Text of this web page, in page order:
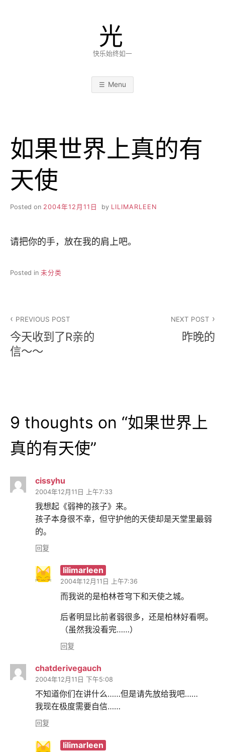
光
快乐始终如一
Menu
如果世界上真的有
天使
Posted on 2004年12月11日 by LILIMARLEEN
请把你的手，放在我的肩上吧。
Posted in 未分类
章
导
PREVIOUS POST
今天收到了R亲的
信～～
NEXT POST
昨晚的
9 thoughts on “如果世界上
真的有天使”
cissyhu
2004年12月11日 上午7:33
我想起《弱神的孩子》来。
孩子本身很不幸，但守护他的天使却是天堂里最弱
的。
回复
lilimarleen
2004年12月11日 上午7:36
而我说的是柏林苍穹下和天使之城。
后者明显比前者弱很多，还是柏林好看啊。
（虽然我没看完……）
回复
chatderivegauch
2004年12月11日 下午5:08
不知道你们在讲什么……但是请先放给我吧……
我现在极度需要自信……
回复
lilimarleen